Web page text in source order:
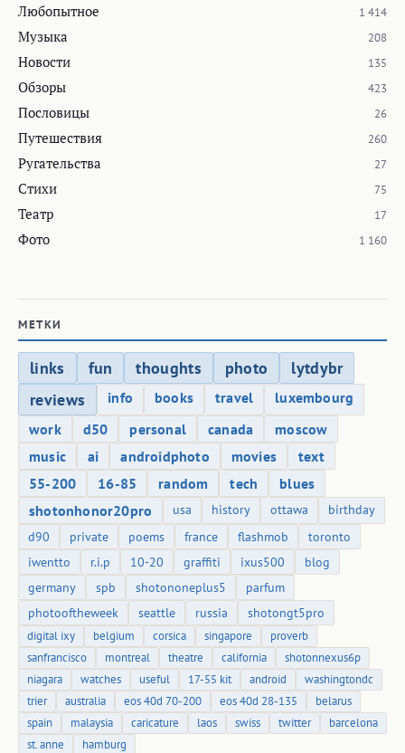
Любопытное 1 414
Музыка 208
Новости 135
Обзоры 423
Пословицы 26
Путешествия 260
Ругательства 27
Стихи 75
Театр 17
Фото 1 160
МЕТКИ
links fun thoughts photo
lytdybr
reviews
info books travel
luxembourg
work
d50 personal canada
moscow
music
ai androidphoto movies
text
55-200
16-85 random tech
blues
shotonhonor20pro
usa history ottawa
birthday
d90
private poems france flashmob
toronto
iwentto
r.i.p 10-20 graffiti ixus500
blog
germany
spb shotononeplus5
parfum
photooftheweek
seattle russia shotongt5pro
digital ixy belgium corsica singapore
proverb
sanfrancisco
montreal theatre california
shotonnexus6p
niagara
watches useful 17-55 kit android
washingtondc
trier
australia eos 40d 70-200 eos 40d 28-135
belarus
spain
malaysia caricature laos swiss twitter
barcelona
st. anne
hamburg